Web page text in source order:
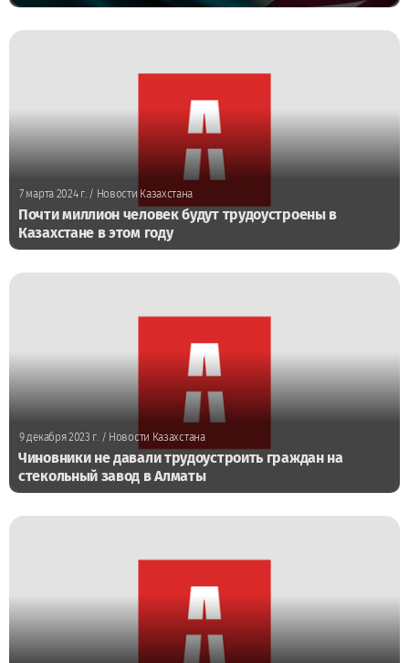
7 марта 2024 г./ Новости Казахстана
Почти миллион человек будут трудоустроены в
Казахстане в этом году
9 декабря 2023 г./ Новости Казахстана
Чиновники не давали трудоустроить граждан на
стекольный завод в Алматы